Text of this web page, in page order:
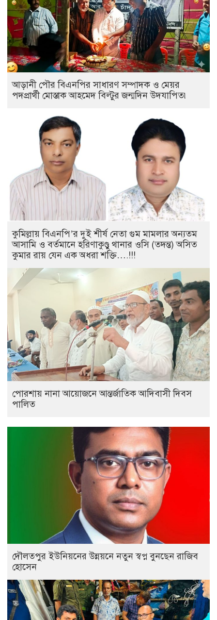
আড়ানী পৌর বিএনপির সাধারণ সম্পাদক ও মেয়র
পদপ্রার্থী মোস্তাক আহমেদ বিল্টুর জন্মদিন উদযাপিত৷
কুমিল্লায় বিএনপি’র দুই শীর্ষ নেতা গুম মামলার অন্যতম
আসামি ও বর্তমানে হরিণাকুণ্ডু থানার ওসি (তদন্ত) অসিত
কুমার রায় যেন এক অধরা শক্তি….!!!
পোরশায় নানা আয়োজনে আন্তর্জাতিক আদিবাসী দিবস
পালিত
দৌলতপুর ইউনিয়নের উন্নয়নে নতুন স্বপ্ন বুনছেন রাজিব
হোসেন